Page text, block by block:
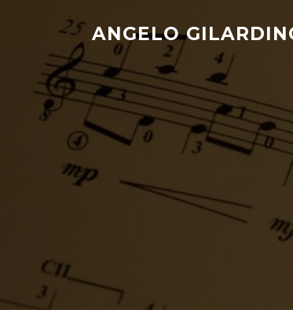
ANGELO